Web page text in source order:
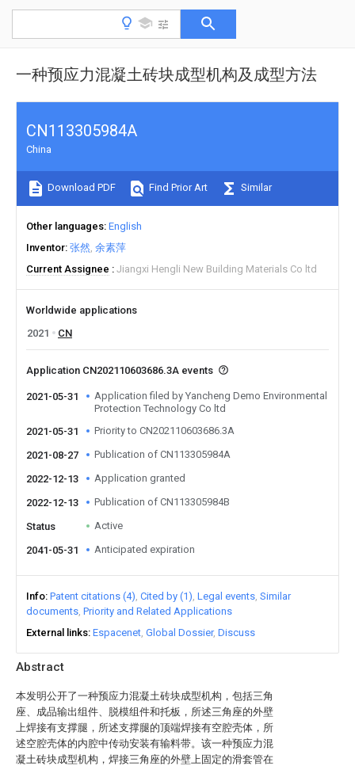
一种预应力混凝土砖块成型机构及成型方法
Abstract
本发明公开了一种预应力混凝土砖块成型机构，包括三角
座、成品输出组件、脱模组件和托板，所述三角座的外壁
上焊接有支撑腿，所述支撑腿的顶端焊接有空腔壳体，所
述空腔壳体的内腔中传动安装有输料带。该一种预应力混
凝土砖块成型机构，焊接三角座的外壁上固定的滑套管在
CN113305984A
China
Download PDF Find Prior Art Similar
Other languages English
Inventor 张然 余素萍
Current Assignee
Jiangxi Hengli New Building Materials Co ltd
Worldwide applications
2021
CN
Application CN202110603686.3A events
2021-05-31
Application filed by Yancheng Demo Environmental
Protection Technology Co ltd
2021-05-31
Priority to CN202110603686.3A
2021-08-27 Publication of CN113305984A
2022-12-13 Application granted
2022-12-13 Publication of CN113305984B
Status Active
2041-05-31 Anticipated expiration
Info Patent citations (4) Cited by (1) Legal events Similar
documents Priority and Related Applications
External links Espacenet Global Dossier Discuss